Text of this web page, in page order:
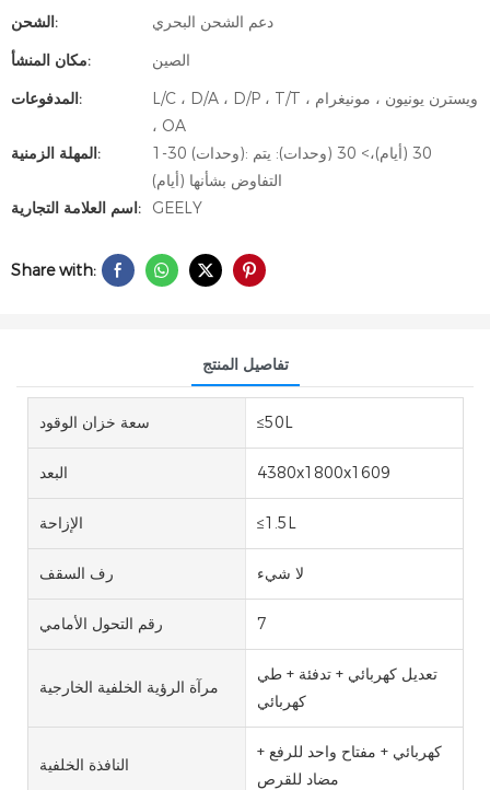
الشحن:
دعم الشحن البحري
مكان المنشأ:
الصين
المدفوعات:
L/C ، D/A ، D/P ، T/T ، ويسترن يونيون ، مونيغرام
، OA
المهلة الزمنية:
1-30 (وحدات): 30 (أيام)،> 30 (وحدات): يتم
التفاوض بشأنها (أيام)
اسم العلامة التجارية:
GEELY
Share with:
تفاصيل المنتج
سعة خزان الوقود ≤50L
البعد 4380x1800x1609
الإزاحة ≤1.5L
رف السقف لا شيء
رقم التحول الأمامي 7
مرآة الرؤية الخلفية الخارجية
تعديل كهربائي + تدفئة + طي
كهربائي
النافذة الخلفية
كهربائي + مفتاح واحد للرفع +
مضاد للقرص